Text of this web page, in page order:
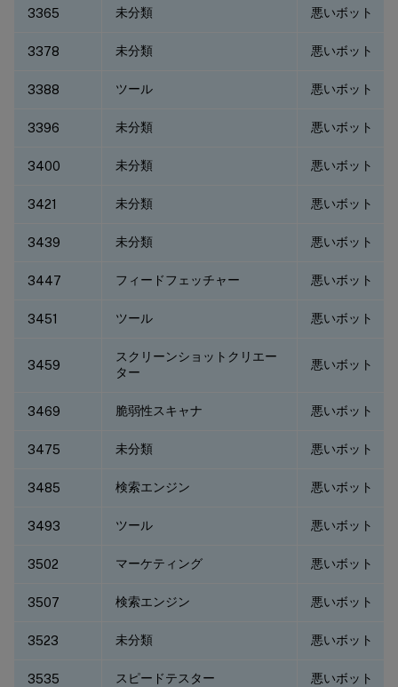
3365 未分類 悪いボット
3378 未分類 悪いボット
3388 ツール 悪いボット
3396 未分類 悪いボット
3400 未分類 悪いボット
3421 未分類 悪いボット
3439 未分類 悪いボット
3447 フィードフェッチャー 悪いボット
3451 ツール 悪いボット
3459
スクリーンショットクリエー
ター
悪いボット
3469 脆弱性スキャナ 悪いボット
3475 未分類 悪いボット
3485 検索エンジン 悪いボット
3493 ツール 悪いボット
3502 マーケティング 悪いボット
3507 検索エンジン 悪いボット
3523 未分類 悪いボット
3535 スピードテスター 悪いボット